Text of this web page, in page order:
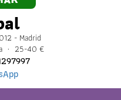
- Madrid
· 25-40 €